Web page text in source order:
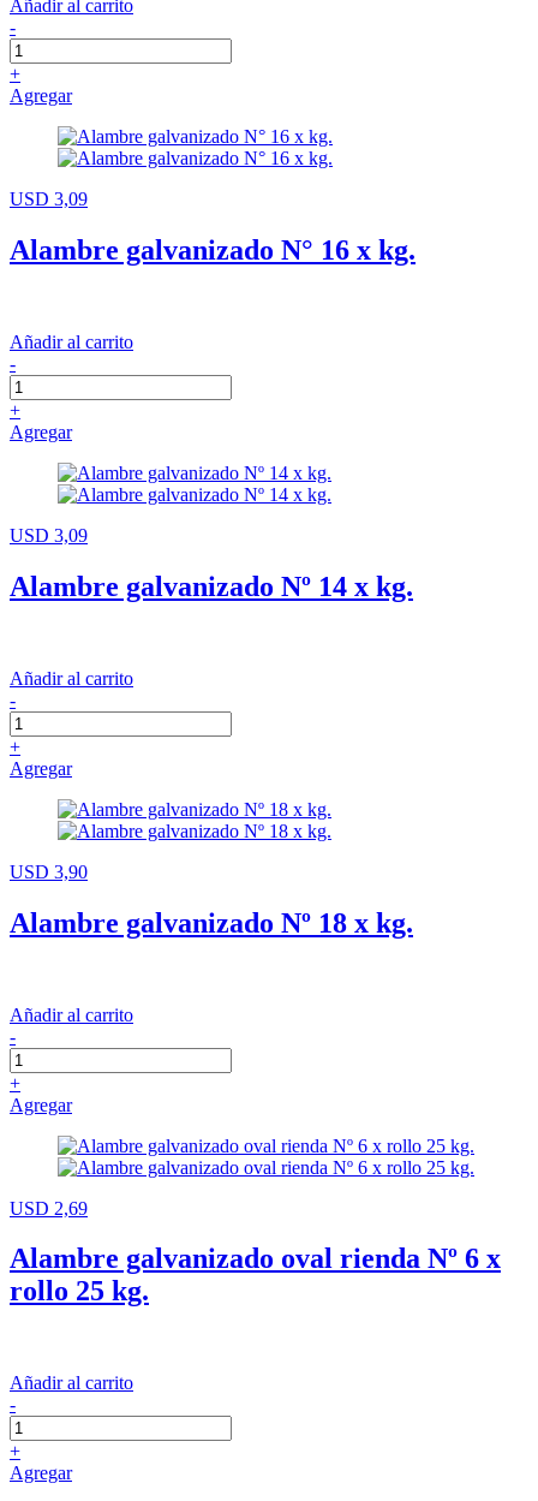
Añadir al carrito
-
+
Agregar
USD 3,09
Alambre galvanizado N° 16 x kg.
Añadir al carrito
-
+
Agregar
USD 3,09
Alambre galvanizado Nº 14 x kg.
Añadir al carrito
-
+
Agregar
USD 3,90
Alambre galvanizado Nº 18 x kg.
Añadir al carrito
-
+
Agregar
USD 2,69
Alambre galvanizado oval rienda Nº 6 x
rollo 25 kg.
Añadir al carrito
-
+
Agregar